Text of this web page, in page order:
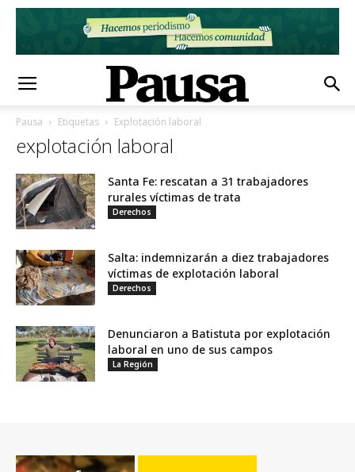
Pausa Etiquetas Explotación laboral
explotación laboral
Santa Fe: rescatan a 31 trabajadores
rurales víctimas de trata
Derechos
Salta: indemnizarán a diez trabajadores
víctimas de explotación laboral
Derechos
Denunciaron a Batistuta por explotación
laboral en uno de sus campos
La Región